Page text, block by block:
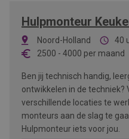
Hulpmonteur
Noord-Holland
40
2500 - 4000 per maand
Ben jij technisch handig,
ontwikkelen in de techniek?
verschillende locaties te
monteurs aan de slag te
Hulpmonteur iets voor jou.